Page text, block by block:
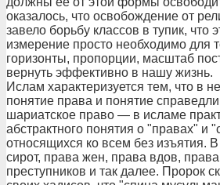
оказалось, что освобождение от
завело борьбу классов в тупик, что
измерение просто необходимо для
горизонты, пропорции, масштаб
вернуть эффективно в нашу жизнь.
Ислам характеризуется тем, что в
понятие права и понятие
шариатское право — в исламе
абстрактного понятия о "правах" и
относящихся ко всем без изъятия.
сирот, права жен, права вдов,
преступников и так далее. Пророк